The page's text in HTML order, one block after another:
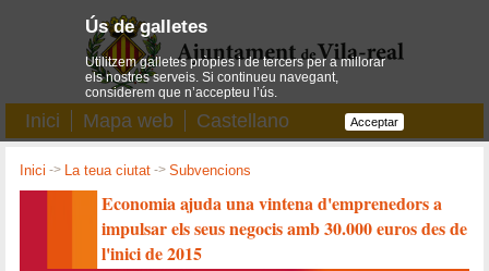
Inici Mapa web Castellano
Inici -> La teua ciutat ->Subvencions
Economia ajuda una vintena d'emprenedors a
impulsar els seus negocis amb 30.000 euros des de
l'inici de 2015
Ús de galletes
Utilitzem galletes pròpies i de tercers per a millorar
els nostres serveis. Si continueu navegant,
considerem que n’accepteu l’ús.
Acceptar